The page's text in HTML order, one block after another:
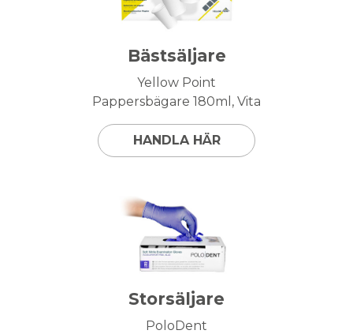
Bästsäljare
Yellow Point
Pappersbägare 180ml, Vita
HANDLA HÄR
Storsäljare
PoloDent